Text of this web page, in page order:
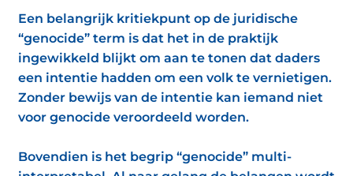
Een belangrijk kritiekpunt op de juridische
“genocide” term is dat het in de praktijk
ingewikkeld blijkt om aan te tonen dat daders
een intentie hadden om een volk te vernietigen.
Zonder bewijs van de intentie kan iemand niet
voor genocide veroordeeld worden.
Bovendien is het begrip “genocide” multi-